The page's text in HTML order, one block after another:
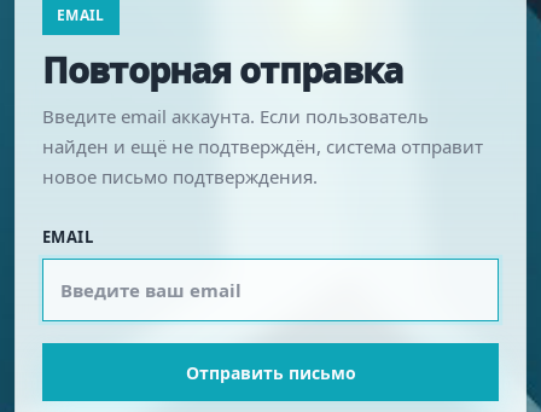
EMAIL
Повторная отправка
Введите email аккаунта. Если пользователь
найден и ещё не подтверждён, система отправит
новое письмо подтверждения.
EMAIL
Отправить письмо